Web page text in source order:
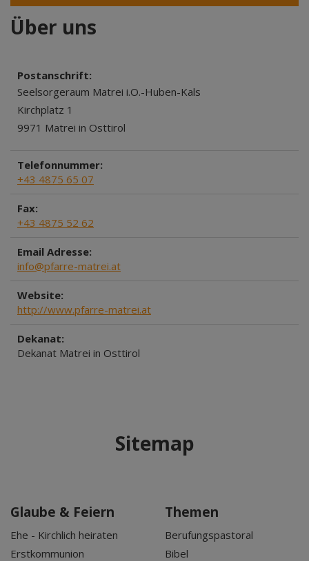
Über uns
Postanschrift:
Seelsorgeraum Matrei i.O.-Huben-Kals
Kirchplatz 1
9971 Matrei in Osttirol
Telefonnummer:
+43 4875 65 07
Fax:
+43 4875 52 62
Email Adresse:
info@pfarre-matrei.at
Website:
http://www.pfarre-matrei.at
Dekanat:
Dekanat Matrei in Osttirol
Sitemap
Glaube & Feiern
Ehe - Kirchlich heiraten
Erstkommunion
Themen
Berufungspastoral
Bibel